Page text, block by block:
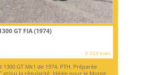
GT FIA (1974)
2 223 vues
1300 GT Mk1 de 1974. PTH. Préparée
et/ou la régularité. Idéale pour le Monte